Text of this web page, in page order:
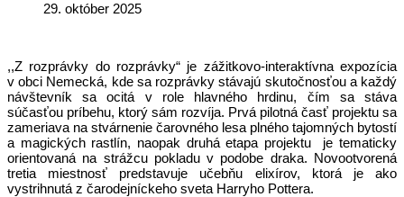
29. október 2025
,,Z rozprávky do rozprávky“ je zážitkovo-interaktívna expozícia
v obci Nemecká, kde sa rozprávky stávajú skutočnosťou a každý
návštevník sa ocitá v role hlavného hrdinu, čím sa stáva
súčasťou príbehu, ktorý sám rozvíja. Prvá pilotná časť projektu sa
zameriava na stvárnenie čarovného lesa plného tajomných bytostí
a magických rastlín, naopak druhá etapa projektu je tematicky
orientovaná na strážcu pokladu v podobe draka. Novootvorená
tretia miestnosť predstavuje učebňu elixírov, ktorá je ako
vystrihnutá z čarodejníckeho sveta Harryho Pottera.